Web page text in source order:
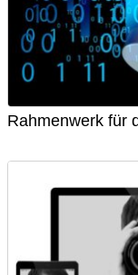
Rahmenwerk für